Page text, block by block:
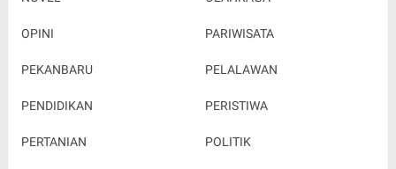
OPINI PARIWISATA
PEKANBARU PELALAWAN
PENDIDIKAN PERISTIWA
PERTANIAN POLITIK